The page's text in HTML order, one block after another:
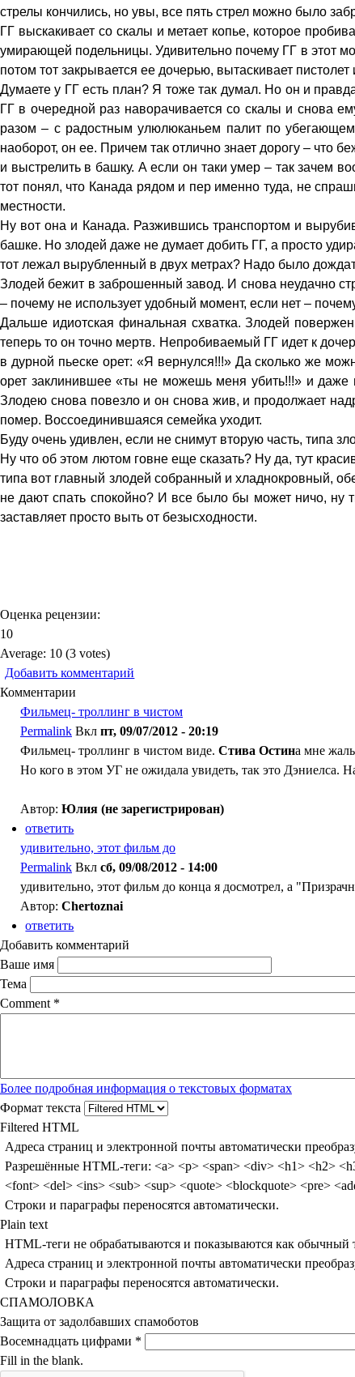
стрелы кончились, но увы, все пять стрел можно было
ГГ выскакивает со скалы и метает копье, которое
умирающей подельницы. Удивительно почему ГГ в этот
потом тот закрывается ее дочерью, вытаскивает
Думаете у ГГ есть план? Я тоже так думал. Но он и
ГГ в очередной раз наворачивается со скалы и снова
разом – с радостным улюлюканьем палит по
наоборот, он ее. Причем так отлично знает дорогу – что
и выстрелить в башку. А если он таки умер – так зачем
тот понял, что Канада рядом и пер именно туда, не
местности.
Ну вот она и Канада. Разжившись транспортом и
башке. Но злодей даже не думает добить ГГ, а просто
тот лежал вырубленный в двух метрах? Надо было
Злодей бежит в заброшенный завод. И снова неудачно
– почему не использует удобный момент, если нет –
Дальше идиотская финальная схватка. Злодей
теперь то он точно мертв. Непробиваемый ГГ идет к
в дурной пьеске орет: «Я вернулся!!!» Да сколько же
орет заклинившее «ты не можешь меня убить!!!» и даже
Злодею снова повезло и он снова жив, и продолжает
помер. Воссоединившаяся семейка уходит.
Буду очень удивлен, если не снимут вторую часть, типа
Ну что об этом лютом говне еще сказать? Ну да, тут
типа вот главный злодей собранный и хладнокровный,
не дают спать спокойно? И все было бы может ничо, ну
заставляет просто выть от безысходности.
Оценка рецензии:
10
Average: 10 (3 votes)
Добавить комментарий
Комментарии
Фильмец- троллинг в чистом
Permalink Вкл пт, 09/07/2012 - 20:19
Фильмец- троллинг в чистом виде. Стива Остина мне
Но кого в этом УГ не ожидала увидеть, так это Дэниелса.
Автор: Юлия (не зарегистрирован)
ответить
удивительно, этот фильм до
Permalink Вкл сб, 09/08/2012 - 14:00
удивительно, этот фильм до конца я досмотрел, а
Автор: Chertoznai
ответить
Добавить комментарий
Ваше имя
Тема
Comment *
Более подробная информация о текстовых форматах
Формат текста
Filtered HTML
Адреса страниц и электронной почты автоматически
Разрешённые HTML-теги: <a> <p> <span> <div> <h1> <h2> <h3> <h4> <h5> <h6> <img> <map> <area> <hr> <br>
<font> <del>
Строки и параграфы переносятся автоматически.
Plain text
HTML-теги не обрабатываются и показываются как обычный
Адреса страниц и электронной почты автоматически
Строки и параграфы переносятся автоматически.
СПАМОЛОВКА
Защита от задолбавших спамоботов
Восемнадцать цифрами *
Fill in the blank.